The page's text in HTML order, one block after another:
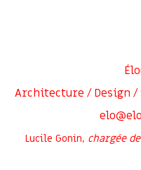
Architecture / Design /
Lucile Gonin, chargée